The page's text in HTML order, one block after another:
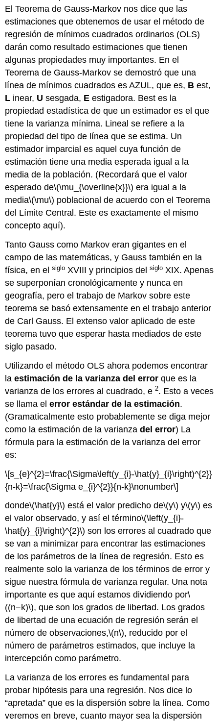
El Teorema de Gauss-Markov nos dice que las
estimaciones que obtenemos de usar el método de
regresión de mínimos cuadrados ordinarios (OLS)
darán como resultado estimaciones que tienen
algunas propiedades muy importantes. En el
Teorema de Gauss-Markov se demostró que una
línea de mínimos cuadrados es AZUL, que es, B est,
L inear, U sesgada, E estigadora. Best es la
propiedad estadística de que un estimador es el que
tiene la varianza mínima. Lineal se refiere a la
propiedad del tipo de línea que se estima. Un
estimador imparcial es aquel cuya función de
estimación tiene una media esperada igual a la
media de la población. (Recordará que el valor
esperado de\(\mu_{\overline{x}}\) era igual a la
media\(\mu\) poblacional de acuerdo con el Teorema
del Límite Central. Este es exactamente el mismo
concepto aquí).
Tanto Gauss como Markov eran gigantes en el
campo de las matemáticas, y Gauss también en la
física, en elsiglo XVIII y principios delsiglo XIX. Apenas
se superponían cronológicamente y nunca en
geografía, pero el trabajo de Markov sobre este
teorema se basó extensamente en el trabajo anterior
de Carl Gauss. El extenso valor aplicado de este
teorema tuvo que esperar hasta mediados de este
siglo pasado.
Utilizando el método OLS ahora podemos encontrar
laestimación de la varianza del error que es la
varianza de los errores al cuadrado, e2. Esto a veces
se llama elerror estándar de la estimación.
(Gramaticalmente esto probablemente se diga mejor
como la estimación de la varianzadel error) La
fórmula para la estimación de la varianza del error
es:
\[s_{e}^{2}=\frac{\Sigma\left(y_{i}-\hat{y}_{i}\right)^{2}}
{n-k}=\frac{\Sigma e_{i}^{2}}{n-k}\nonumber\]
donde\(\hat{y}\) está el valor predicho de\(y\) y\(y\) es
el valor observado, y así el término\(\left(y_{i}-
\hat{y}_{i}\right)^{2}\) son los errores al cuadrado que
se van a minimizar para encontrar las estimaciones
de los parámetros de la línea de regresión. Esto es
realmente solo la varianza de los términos de error y
sigue nuestra fórmula de varianza regular. Una nota
importante es que aquí estamos dividiendo por\
((n−k)\), que son los grados de libertad. Los grados
de libertad de una ecuación de regresión serán el
número de observaciones,\(n\), reducido por el
número de parámetros estimados, que incluye la
intercepción como parámetro.
La varianza de los errores es fundamental para
probar hipótesis para una regresión. Nos dice lo
“apretada” que es la dispersión sobre la línea. Como
veremos en breve, cuanto mayor sea la dispersión